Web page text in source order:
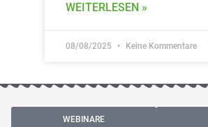
WEITERLESEN »
08/08/2025 Keine Kommentare
WEBINARE